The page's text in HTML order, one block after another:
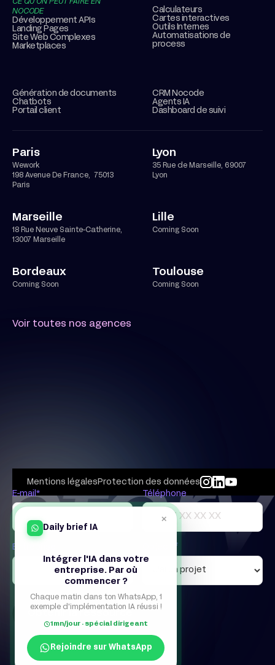
CE QU’ON PEUT FAIRE EN
NOCODE
Développement APIs
Landing Pages
Site Web Complexes
Marketplaces
Calculateurs
Cartes interactives
Outils Internes
Automatisations de
process
Génération de documents
Chatbots
Portail client
CRM Nocode
Agents IA
Dashboard de suivi
Paris
Wework
198 Avenue De France, 75013
Paris
Lyon
35 Rue de Marseille, 69007
Lyon
Marseille
18 Rue Neuve Sainte-Catherine,
13007 Marseille
Lille
Coming Soon
Bordeaux
Coming Soon
Toulouse
Coming Soon
Voir toutes nos agences
Mentions légales Protection des données
E-mail*
Téléphone
Entreprise Objectif
×
Daily brief IA
Intégrer l'IA dans votre
entreprise. Par où
commencer ?
Chaque matin dans ton WhatsApp, 1
exemple d'implémentation IA réussi !
1mn/jour · spécial dirigeant
Rejoindre sur WhatsApp